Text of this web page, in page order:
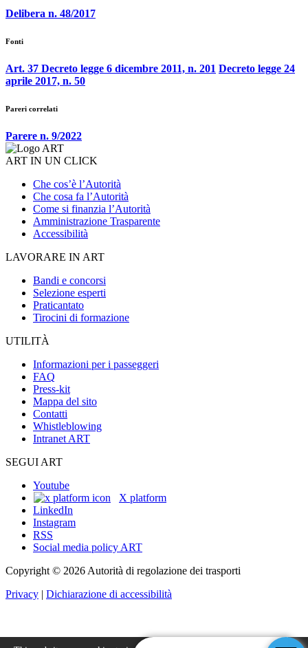
Delibera n. 48/2017
Fonti
Art. 37 Decreto legge 6 dicembre 2011, n. 201 Decreto legge 24
aprile 2017, n. 50
Pareri correlati
Parere n. 9/2022
ART IN UN CLICK
Che cos’è l’Autorità
Che cosa fa l’Autorità
Come si finanzia l’Autorità
Amministrazione Trasparente
Accessibilità
LAVORARE IN ART
Bandi e concorsi
Selezione esperti
Praticantato
Tirocini di formazione
UTILITÀ
Informazioni per i passeggeri
FAQ
Press-kit
Mappa del sito
Contatti
Whistleblowing
Intranet ART
SEGUI ART
Youtube
X platform
LinkedIn
Instagram
RSS
Social media policy ART
Copyright © 2026 Autorità di regolazione dei trasporti
Privacy | Dichiarazione di accessibilità